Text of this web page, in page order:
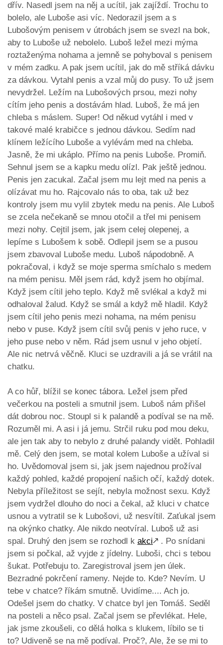
dřív. Nasedl jsem na něj a ucítil, jak zajíždí. Trochu to
bolelo, ale Luboše asi víc. Nedorazil jsem a s
Lubošovým penisem v útrobách jsem se svezl na bok,
aby to Luboše už nebolelo. Luboš ležel mezi mýma
roztaženýma nohama a jemně se pohyboval s penisem
v mém zadku. A pak jsem ucítil, jak do mě stříká dávku
za dávkou. Vytahl penis a vzal můj do pusy. To už jsem
nevydržel. Ležím na Lubošových prsou, mezi nohy
cítím jeho penis a dostávám hlad. Luboš, že má jen
chleba s máslem. Super! Od někud vytáhl i med v
takové malé krabičce s jednou dávkou. Sedím nad
klínem ležícího Luboše a vylévám med na chleba.
Jasně, že mi ukáplo. Přímo na penis Luboše. Promiň.
Sehnul jsem se a kapku medu olízl. Pak ještě jednou.
Penis jen zacukal. Začal jsem mu lejt med na penis a
olízávat mu ho. Rajcovalo nás to oba, tak už bez
kontroly jsem mu vylil zbytek medu na penis. Ale Luboš
se zcela nečekaně se mnou otočil a třel mi penisem
mezi nohy. Cejtil jsem, jak jsem celej olepenej, a
lepíme s Lubošem k sobě. Odlepil jsem se a pusou
jsem zbavoval Luboše medu. Luboš nápodobně. A
pokračoval, i když se moje sperma smíchalo s medem
na mém penisu. Měl jsem rád, když jsem ho objímal.
Když jsem cítil jeho teplo. Když mě svlékal a když mi
odhaloval žalud. Když se smál a když mě hladil. Když
jsem cítil jeho penis mezi nohama, na mém penisu
nebo v puse. Když jsem cítil svůj penis v jeho ruce, v
jeho puse nebo v něm. Rád jsem usnul v jeho objetí.
Ale nic netrvá věčně. Kluci se uzdravili a já se vrátil na
chatku.
A co hůř, blížil se konec tábora. Ležel jsem před
večerkou na posteli a smutnil jsem. Luboš nám přišel
dát dobrou noc. Stoupl si k palandě a podíval se na mě.
Rozuměl mi. A asi i já jemu. Strčil ruku pod mou deku,
ale jen tak aby to nebylo z druhé palandy vidět. Pohladil
mě. Celý den jsem, se motal kolem Luboše a užíval si
ho. Uvědomoval jsem si, jak jsem najednou prožíval
každý pohled, každé propojení našich očí, každý dotek.
Nebyla příležitost se sejít, nebyla možnost sexu. Když
jsem vydržel dlouho do noci a čekal, až kluci v chatce
usnou a vytratil se k Lubošovi, už nesvítil. Zaťukal jsem
na okýnko chatky. Ale nikdo neotvíral. Luboš už asi
spal. Druhý den jsem se rozhodl k akci🡕 . Po snídani
jsem si počkal, až vyjde z jídelny. Luboši, chci s tebou
šukat. Potřebuju to. Zaregistroval jsem jen úlek.
Bezradné pokrčení rameny. Nejde to. Kde? Nevím. U
tebe v chatce? říkám smutně. Uvidíme.... Ach jo.
Odešel jsem do chatky. V chatce byl jen Tomáš. Seděl
na posteli a něco psal. Začal jsem se převlékat. Hele,
jak jsme zkoušeli, co dělá holka s klukem, líbilo se ti
to? Udiveně se na mě podíval. Proč?, Ale, že se mi to